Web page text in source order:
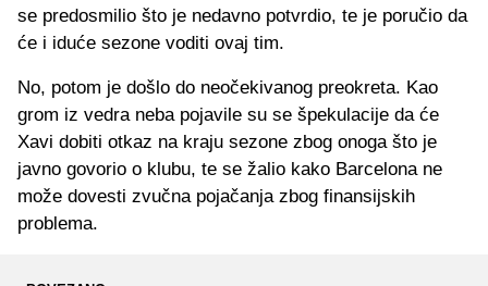
se predosmilio što je nedavno potvrdio, te je poručio da
će i iduće sezone voditi ovaj tim.
No, potom je došlo do neočekivanog preokreta. Kao
grom iz vedra neba pojavile su se špekulacije da će
Xavi dobiti otkaz na kraju sezone zbog onoga što je
javno govorio o klubu, te se žalio kako Barcelona ne
može dovesti zvučna pojačanja zbog finansijskih
problema.